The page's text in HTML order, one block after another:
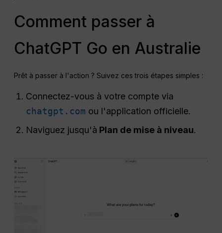
Comment passer à
ChatGPT Go en Australie
Prêt à passer à l'action ? Suivez ces trois étapes simples :
Connectez-vous à votre compte via
chatgpt.com ou l'application officielle.
Naviguez jusqu'à Plan de mise à niveau.